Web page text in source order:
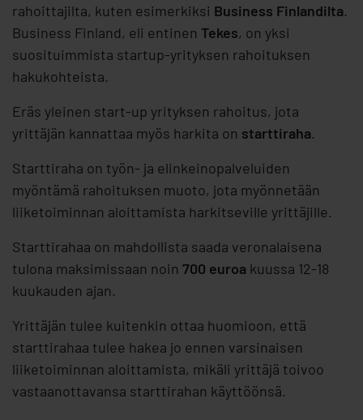
rahoittajilta, kuten esimerkiksi Business Finlandilta.
Business Finland, eli entinen Tekes, on yksi
suosituimmista startup-yrityksen rahoituksen
hakukohteista.
Eräs yleinen start-up yrityksen rahoitus, jota
yrittäjän kannattaa myös harkita on starttiraha.
Starttiraha on työn- ja elinkeinopalveluiden
myöntämä rahoituksen muoto, jota myönnetään
liiketoiminnan aloittamista harkitseville yrittäjille.
Starttirahaa on mahdollista saada veronalaisena
tulona maksimissaan noin 700 euroa kuussa 12-18
kuukauden ajan.
Yrittäjän tulee kuitenkin ottaa huomioon, että
starttirahaa tulee hakea jo ennen varsinaisen
liiketoiminnan aloittamista, mikäli yrittäjä toivoo
vastaanottavansa starttirahan käyttöönsä.